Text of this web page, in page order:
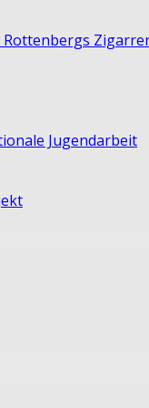
Jugendarbeit